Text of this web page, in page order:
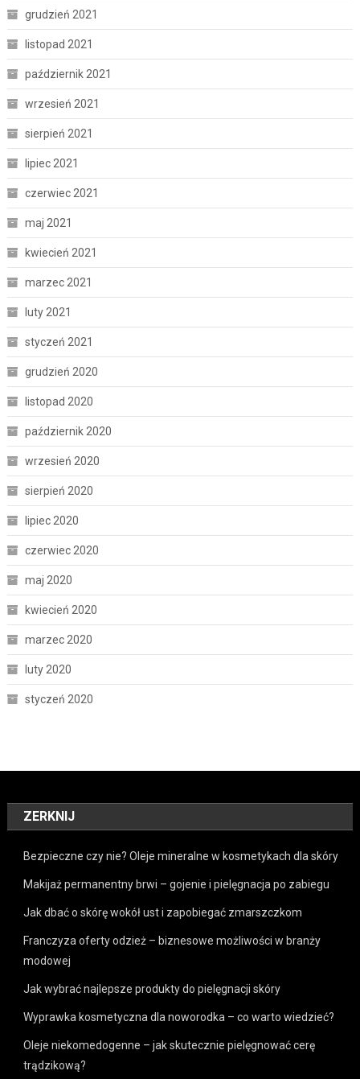
grudzień 2021
listopad 2021
październik 2021
wrzesień 2021
sierpień 2021
lipiec 2021
czerwiec 2021
maj 2021
kwiecień 2021
marzec 2021
luty 2021
styczeń 2021
grudzień 2020
listopad 2020
październik 2020
wrzesień 2020
sierpień 2020
lipiec 2020
czerwiec 2020
maj 2020
kwiecień 2020
marzec 2020
luty 2020
styczeń 2020
ZERKNIJ
Bezpieczne czy nie? Oleje mineralne w kosmetykach dla skóry
Makijaż permanentny brwi – gojenie i pielęgnacja po zabiegu
Jak dbać o skórę wokół ust i zapobiegać zmarszczkom
Franczyza oferty odzież – biznesowe możliwości w branży
modowej
Jak wybrać najlepsze produkty do pielęgnacji skóry
Wyprawka kosmetyczna dla noworodka – co warto wiedzieć?
Oleje niekomedogenne – jak skutecznie pielęgnować cerę
trądzikową?